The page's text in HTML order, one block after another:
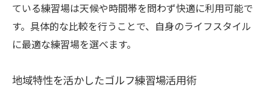
ている練習場は天候や時間帯を問わず快適に利用可能で
す。具体的な比較を行うことで、自身のライフスタイル
に最適な練習場を選べます。
地域特性を活かしたゴルフ練習場活用術